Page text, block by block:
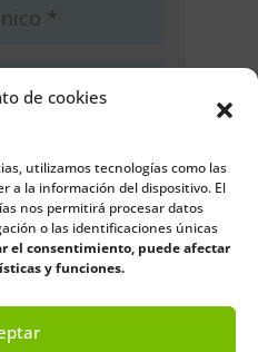
de cookies
utilizamos tecnologías como las
a la información del dispositivo. El
nos permitirá procesar datos
o las identificaciones únicas
el consentimiento, puede afectar
y funciones.
este navegador
que comente.
comentario